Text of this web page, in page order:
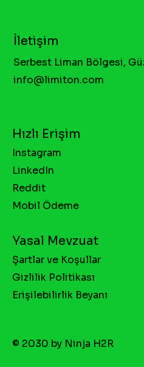
İletişim
Serbest Liman Bölgesi,
info@limiton.com
Yasal Mevzuat
Şartlar ve Koşullar
Gizlilik Politikası
Erişilebilirlik Beyanı
Hızlı Erişim
Instagram
LinkedIn
Reddit
Mobil Ödeme
© 2030 by Ninja H2R